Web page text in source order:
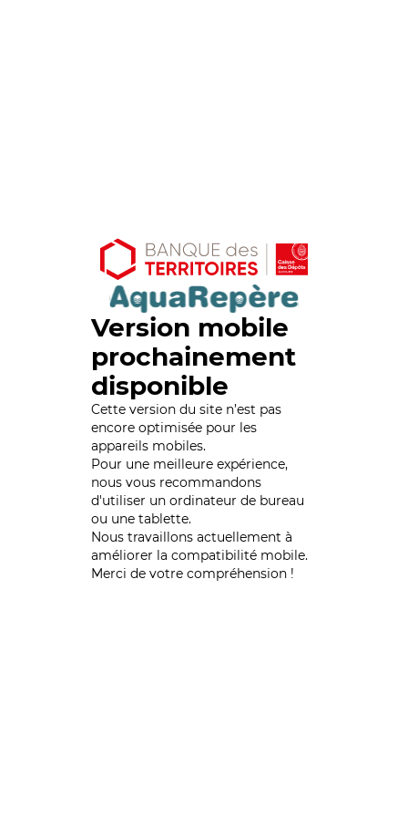
Version mobile
prochainement
disponible
Cette version du site n’est pas
encore optimisée pour les
appareils mobiles.
Pour une meilleure expérience,
nous vous recommandons
d'utiliser un ordinateur de bureau
ou une tablette.
Nous travaillons actuellement à
améliorer la compatibilité mobile.
Merci de votre compréhension !